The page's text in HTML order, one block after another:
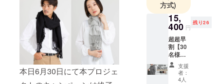
暑も過ぎ去り、秋を感じる
日が増えてきましたね。
「T'RUストール＆ポン
チョ」は、これから寒くな
る冬のシーズンには勿論、
秋口や春先の羽織にもピッ
ます。HAUSKAA Trading
ありがとうございました！
発送に向け、現在ボリビア
にて生産を進めておりま
す。お届けできるまで少し
時間はかかりますが、もう
しばらくお待ちくださいま
本日6月30日にて本プロジェ
リー"も大切
にしていま
これを身に
付ける事で
生活が楽し
くなる、心
豊かになれ
方式)
15,
400 円
残り26
超超早
割【30
名様限
定！
30％OF
支援
者：
4人